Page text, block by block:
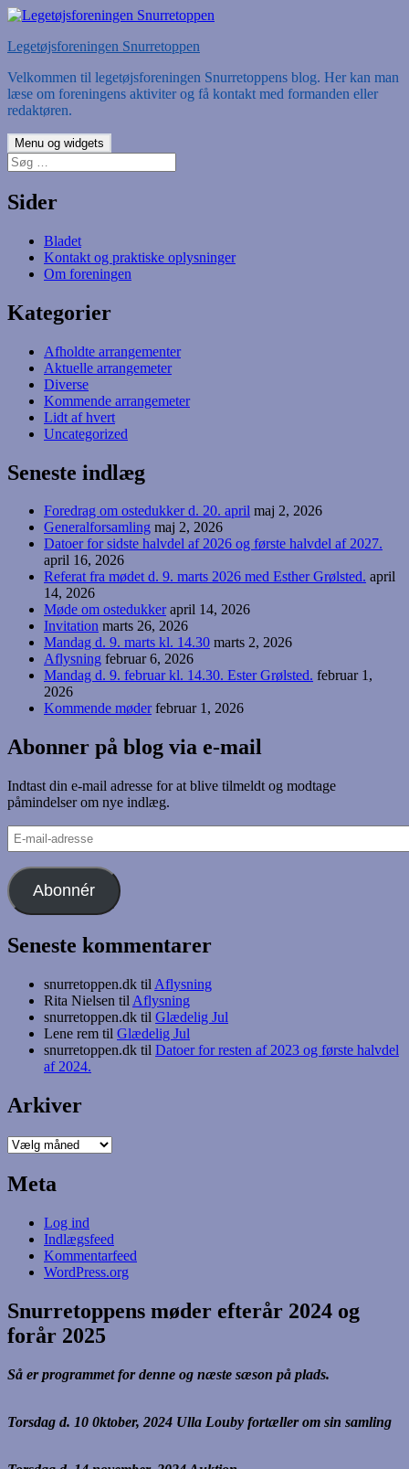
Hop
indhold
Legetøjsforeningen Snurretoppen
Velkommen til legetøjsforeningen Snurretoppens blog. Her kan man
læse om foreningens aktiviter og få kontakt med formanden eller
redaktøren.
Menu og widgets
Søg
efter:
Sider
Bladet
Kontakt og praktiske oplysninger
Om foreningen
Kategorier
Afholdte arrangementer
Aktuelle arrangemeter
Diverse
Kommende arrangemeter
Lidt af hvert
Uncategorized
Seneste indlæg
Foredrag om ostedukker d. 20. april maj 2, 2026
Generalforsamling maj 2, 2026
Datoer for sidste halvdel af 2026 og første halvdel af 2027.
april 16, 2026
Referat fra mødet d. 9. marts 2026 med Esther Grølsted. april
14, 2026
Møde om ostedukker april 14, 2026
Invitation marts 26, 2026
Mandag d. 9. marts kl. 14.30 marts 2, 2026
Aflysning februar 6, 2026
Mandag d. 9. februar kl. 14.30. Ester Grølsted. februar 1,
2026
Kommende møder februar 1, 2026
Abonner på blog via e-mail
Indtast din e-mail adresse for at blive tilmeldt og modtage
påmindelser om nye indlæg.
E-
mail-
adresse
Abonnér
Seneste kommentarer
snurretoppen.dk til Aflysning
Rita Nielsen til Aflysning
snurretoppen.dk til Glædelig Jul
Lene rem til Glædelig Jul
snurretoppen.dk til Datoer for resten af 2023 og første halvdel
af 2024.
Arkiver
Arkiver
Meta
Log ind
Indlægsfeed
Kommentarfeed
WordPress.org
Snurretoppens møder efterår 2024 og
forår 2025
Så er programmet for denne og næste sæson på plads.
Torsdag d. 10 0ktober, 2024 Ulla Louby fortæller om sin samling